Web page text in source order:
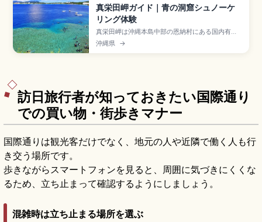
真栄田岬ガイド｜青の洞窟シュノーケ
リング体験
真栄田岬は沖縄本島中部の恩納村にある国内有数
のダイビング・シュノーケリングスポットで、洞
窟入口から差し込む光が水面を青く輝かせる「青
沖縄県 →
訪日旅行者が知っておきたい国際通り
での買い物・街歩きマナー
国際通りは観光客だけでなく、地元の人や近隣で働く人も行
き交う場所です。
歩きながらスマートフォンを見ると、周囲に気づきにくくな
るため、立ち止まって確認するようにしましょう。
混雑時は立ち止まる場所を選ぶ